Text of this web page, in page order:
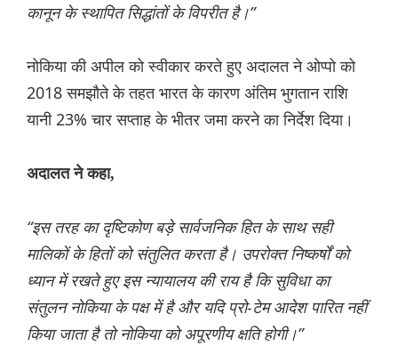
कानून के स्थापित सिद्धांतों के विपरीत है।”
नोकिया की अपील को स्वीकार करते हुए अदालत ने ओप्पो को
2018 समझौते के तहत भारत के कारण अंतिम भुगतान राशि
यानी 23% चार सप्ताह के भीतर जमा करने का निर्देश दिया।
अदालत ने कहा,
“इस तरह का दृष्टिकोण बड़े सार्वजनिक हित के साथ सही
मालिकों के हितों को संतुलित करता है। उपरोक्त निष्कर्षों को
ध्यान में रखते हुए इस न्यायालय की राय है कि सुविधा का
संतुलन नोकिया के पक्ष में है और यदि प्रो-टेम आदेश पारित नहीं
किया जाता है तो नोकिया को अपूरणीय क्षति होगी।”